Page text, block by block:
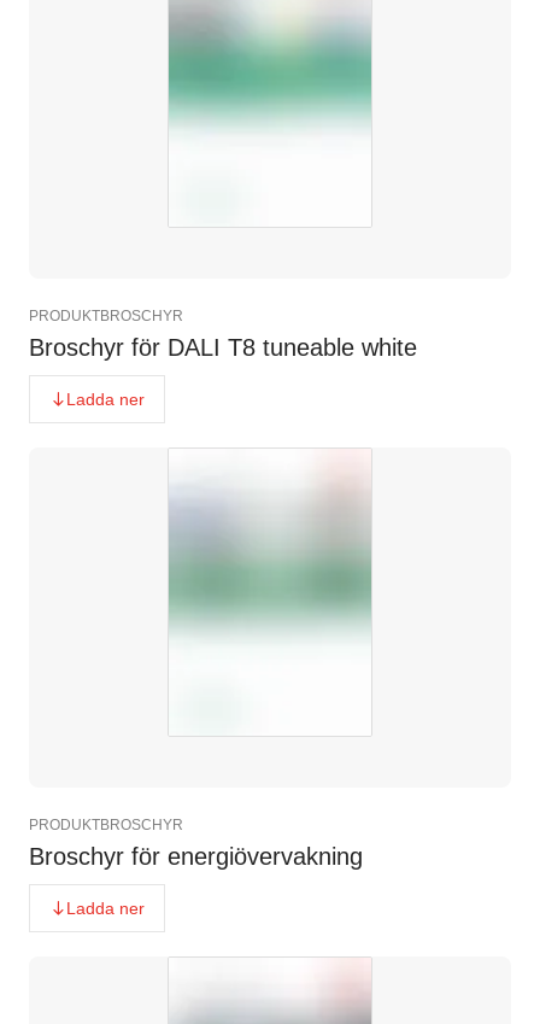
PRODUKTBROSCHYR
Broschyr för DALI T8 tuneable white
Ladda ner
PRODUKTBROSCHYR
Broschyr för energiövervakning
Ladda ner